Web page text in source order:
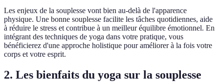
Les enjeux de la souplesse vont bien au-delà de l'apparence
physique. Une bonne souplesse facilite les tâches quotidiennes, aide
à réduire le stress et contribue à un meilleur équilibre émotionnel. En
intégrant des techniques de yoga dans votre pratique, vous
bénéficierez d'une approche holistique pour améliorer à la fois votre
corps et votre esprit.
2. Les bienfaits du yoga sur la souplesse